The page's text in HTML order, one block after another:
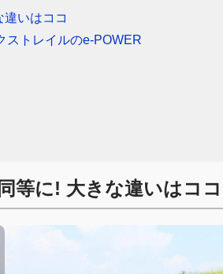
いはココ
ストレイルのe-POWER
等に! 大きな違いはココ